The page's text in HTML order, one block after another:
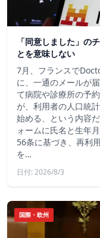
「同意しました」の
とを意味しない
7月、フランスで
に、一通のメールが
て病院や診療所の予
が、利用者の人口統
始める、という内容
ォームに氏名と生年
56条に基づき、再利
を…
日付: 2026/8/3
国際・欧州